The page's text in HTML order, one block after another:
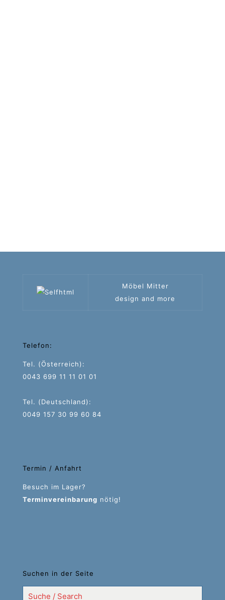
Möbel Mitter
design and more
Telefon:
Tel. (Österreich):
0043 699 11 11 01 01
Tel. (Deutschland):
0049 157 30 99 60 84
Termin / Anfahrt
Besuch im Lager?
Terminvereinbarung nötig!
Suchen in der Seite